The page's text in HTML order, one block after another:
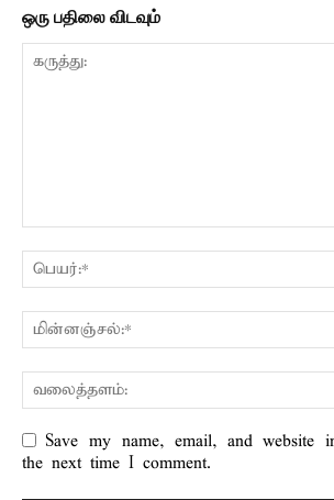
ஒரு பதிலை விடவும்
Save my name, email, and website
the next time I comment.